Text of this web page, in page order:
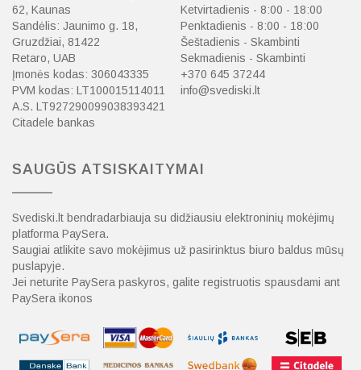
62, Kaunas
Sandėlis: Jaunimo g. 18,
Gruzdžiai, 81422
Retaro, UAB
Įmonės kodas: 306043335
PVM kodas: LT100015114011
A.S. LT927290099038393421
Citadele bankas
Ketvirtadienis - 8:00 - 18:00
Penktadienis - 8:00 - 18:00
Šeštadienis - Skambinti
Sekmadienis - Skambinti
+370 645 37244
info@svediski.lt
SAUGŪS ATSISKAITYMAI
Svediski.lt bendradarbiauja su didžiausiu elektroninių mokėjimų
platforma PaySera.
Saugiai atlikite savo mokėjimus už pasirinktus biuro baldus mūsų
puslapyje.
Jei neturite PaySera paskyros, galite registruotis spausdami ant
PaySera ikonos